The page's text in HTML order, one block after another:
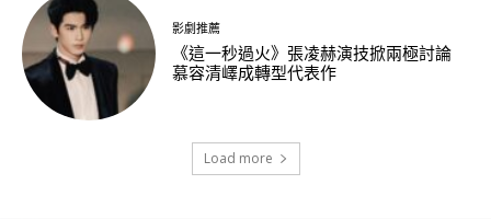
影劇推薦
《這一秒過火》張凌赫演技掀兩極討論
慕容清嶧成轉型代表作
Load more